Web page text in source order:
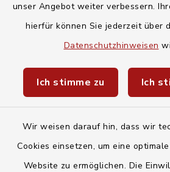
unser Angebot weiter verbessern.
hierfür können Sie jederzeit über
Datenschutzhinweisen
Ich stimme zu Ich
Wir weisen darauf hin, dass wir
Cookies einsetzen, um eine
Website zu ermöglichen. Die
Baby- und
Unwetterwarnungen des
Wetterdiensts